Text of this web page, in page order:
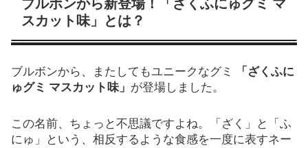
ブルボンから新登場！「ざくふにゅグミ マ
スカット味」とは？
ブルボンから、またしてもユニークなグミ
「ざくふに
ゅグミ マスカット味」 が登場しました。
この名前、ちょっと不思議ですよね。「ざく」と「ふ
にゅ」という、相反するような食感を一度に表すネー